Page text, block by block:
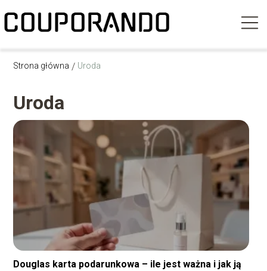
Strona główna / Uroda
Uroda
Douglas karta podarunkowa – ile jest ważna i jak ją